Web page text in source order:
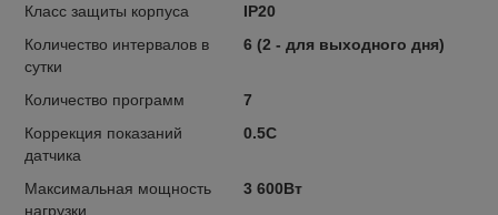
Класс защиты корпуса
IP20
Количество интервалов в
сутки
6 (2 - для выходного дня)
Количество программ
7
Коррекция показаний
датчика
0.5C
Максимальная мощность
нагрузки
3 600Вт